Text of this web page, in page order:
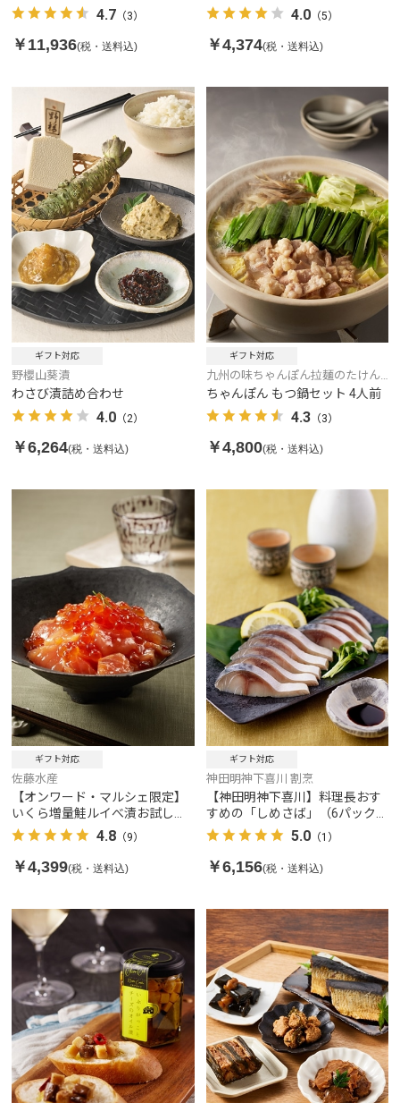
4.7 （3）
￥11,936(税・送料込)
4.0（5）
￥4,374(税・送料込)
ギフト対応
野櫻山葵漬
わさび漬詰め合わせ
4.0 （2）
￥6,264(税・送料込)
ギフト対応
九州の味ちゃんぽん拉麺のたけん
こ
ちゃんぽん もつ鍋セット 4人前
4.3（3）
￥4,800(税・送料込)
ギフト対応
佐藤水産
【オンワード・マルシェ限定】
いくら増量鮭ルイべ漬お試しサ
イズ（鮭ルイベ漬 160g・いくら
20g）
4.8 （9）
￥4,399(税・送料込)
ギフト対応
神田明神下喜川 割烹
【神田明神下喜川】料理長おす
すめの「しめさば」（6パック入
り）
5.0（1）
￥6,156(税・送料込)